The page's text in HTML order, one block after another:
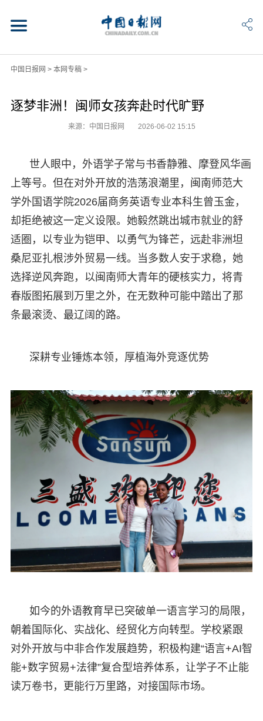
中国日报网 > 本网专稿>
逐梦非洲！闽师女孩奔赴时代旷野
来源：中国日报网 2026-06-02 15:15
世人眼中，外语学子常与书香静雅、摩登风华画
上等号。但在对外开放的浩荡浪潮里，闽南师范大
学外国语学院2026届商务英语专业本科生曾玉金，
却拒绝被这一定义设限。她毅然跳出城市就业的舒
适圈，以专业为铠甲、以勇气为锋芒，远赴非洲坦
桑尼亚扎根涉外贸易一线。当多数人安于求稳，她
选择逆风奔跑，以闽南师大青年的硬核实力，将青
春版图拓展到万里之外，在无数种可能中踏出了那
条最滚烫、最辽阔的路。
深耕专业锤炼本领，厚植海外竞逐优势
如今的外语教育早已突破单一语言学习的局限，
朝着国际化、实战化、经贸化方向转型。学校紧跟
对外开放与中非合作发展趋势，积极构建“语言+AI智
能+数字贸易+法律”复合型培养体系，让学子不止能
读万卷书，更能行万里路，对接国际市场。